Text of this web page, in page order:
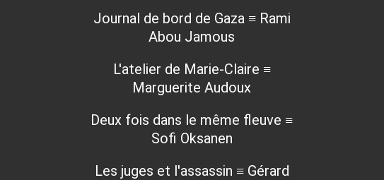
Journal de bord de Gaza ≡ Rami
Abou Jamous
L'atelier de Marie-Claire ≡
Marguerite Audoux
Deux fois dans le même fleuve ≡
Sofi Oksanen
Les juges et l'assassin ≡ Gérard